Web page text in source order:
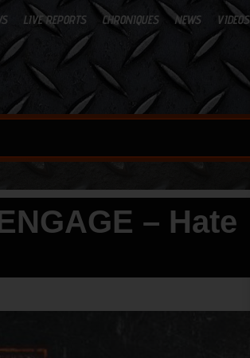
LIVE REPORTS CHRONIQUES NEWS VIDEOS
– Hate